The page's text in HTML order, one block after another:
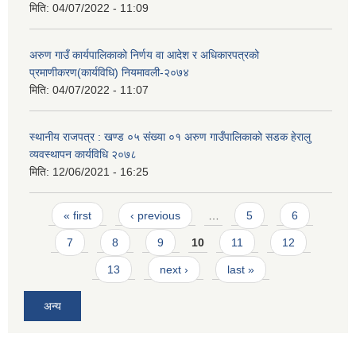
मिति: 04/07/2022 - 11:09
अरुण गाउँ कार्यपालिकाको निर्णय वा आदेश र अधिकारपत्रको
प्रमाणीकरण(कार्यविधि) नियमावली-२०७४
मिति: 04/07/2022 - 11:07
स्थानीय राजपत्र : खण्ड ०५ संख्या ०१ अरुण गाउँपालिकाको सडक हेरालु
व्यवस्थापन कार्यविधि २०७८
मिति: 12/06/2021 - 16:25
Pages
« first ‹ previous 5 6
7 8 9 10 11 12
13 next › last »
अन्य